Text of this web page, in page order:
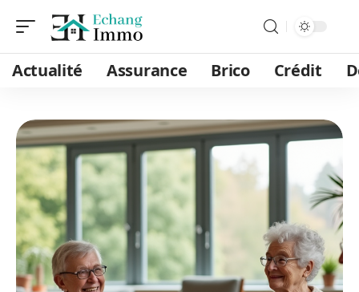
Actualité Assurance Brico Crédit